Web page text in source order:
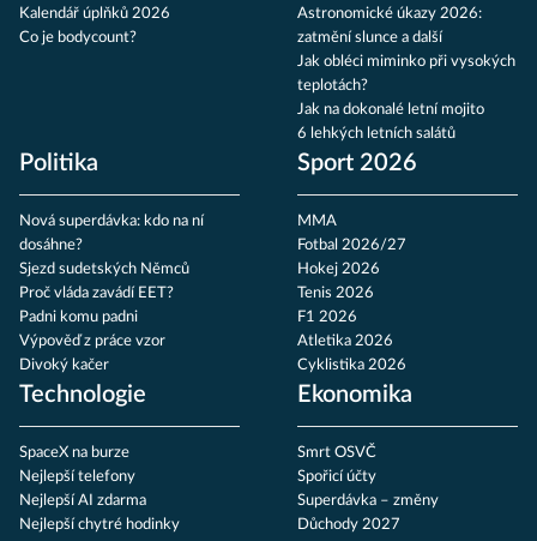
Kalendář úplňků 2026
Co je bodycount?
Astronomické úkazy 2026:
zatmění slunce a další
Jak obléci miminko při vysokých
teplotách?
Jak na dokonalé letní mojito
6 lehkých letních salátů
Politika
Nová superdávka: kdo na ní
dosáhne?
Sjezd sudetských Němců
Proč vláda zavádí EET?
Padni komu padni
Výpověď z práce vzor
Divoký kačer
Sport 2026
MMA
Fotbal 2026/27
Hokej 2026
Tenis 2026
F1 2026
Atletika 2026
Cyklistika 2026
Technologie
SpaceX na burze
Nejlepší telefony
Nejlepší AI zdarma
Nejlepší chytré hodinky
Ekonomika
Smrt OSVČ
Spořicí účty
Superdávka – změny
Důchody 2027